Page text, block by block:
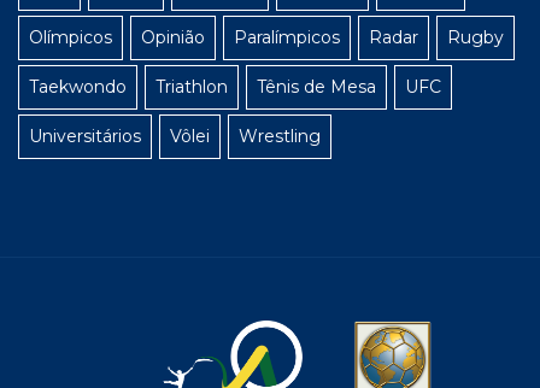
Olímpicos Opinião Paralímpicos Radar Rugby
Taekwondo Triathlon Tênis de Mesa UFC
Universitários Vôlei Wrestling